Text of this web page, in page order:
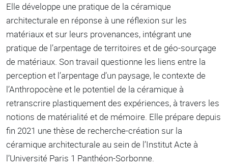
Elle développe une pratique de la céramique
architecturale en réponse à une réflexion sur les
matériaux et sur leurs provenances, intégrant une
pratique de l’arpentage de territoires et de géo-sourçage
de matériaux. Son travail questionne les liens entre la
perception et l’arpentage d’un paysage, le contexte de
l’Anthropocène et le potentiel de la céramique à
retranscrire plastiquement des expériences, à travers les
notions de matérialité et de mémoire. Elle prépare depuis
fin 2021 une thèse de recherche-création sur la
céramique architecturale au sein de l’Institut Acte à
l’Université Paris 1 Panthéon-Sorbonne.